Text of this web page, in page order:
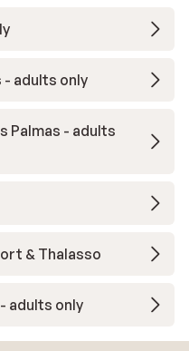
- adults only
Palmas - adults
& Thalasso
adults only